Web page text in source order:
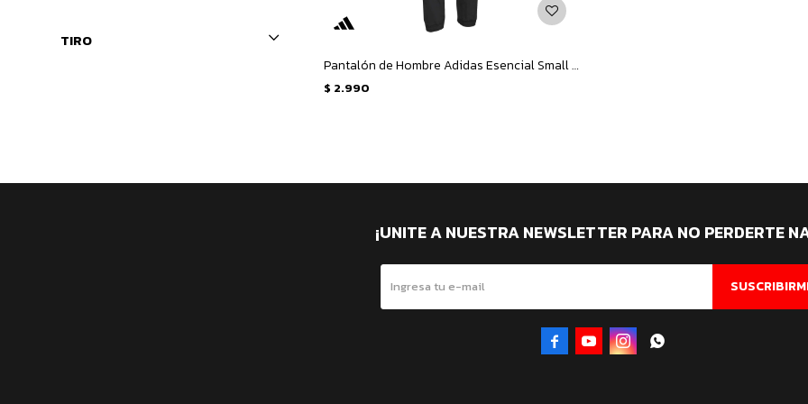
Pantalón de Hombre Adidas Esencial Small Logo - Negro
$ 2.990
TIRO
¡UNITE A NUESTRA NEWSLETTER PARA NO PERDERTE
   